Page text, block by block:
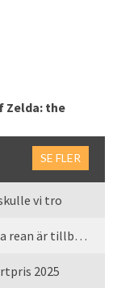
Zelda: the
SE FLER
vi tro
Games Made in Sweden 2026 – Den årliga rean är tillbaka
2025